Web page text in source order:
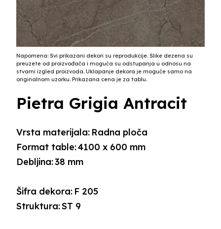
Napomena: Svi prikazani dekori su reprodukcije. Slike dezena su
preuzete od proizvođača i moguća su odstupanja u odnosu na
stvarni izgled proizvoda. Uklapanje dekora je moguće samo na
originalnom uzorku. Prikazana cena je za tablu.
Pietra Grigia Antracit
Debljina:38 mm
Format table:4100 x 600 mm
Šifra dekora: F 205
Struktura:ST 9
Vrsta materijala: Radna ploča